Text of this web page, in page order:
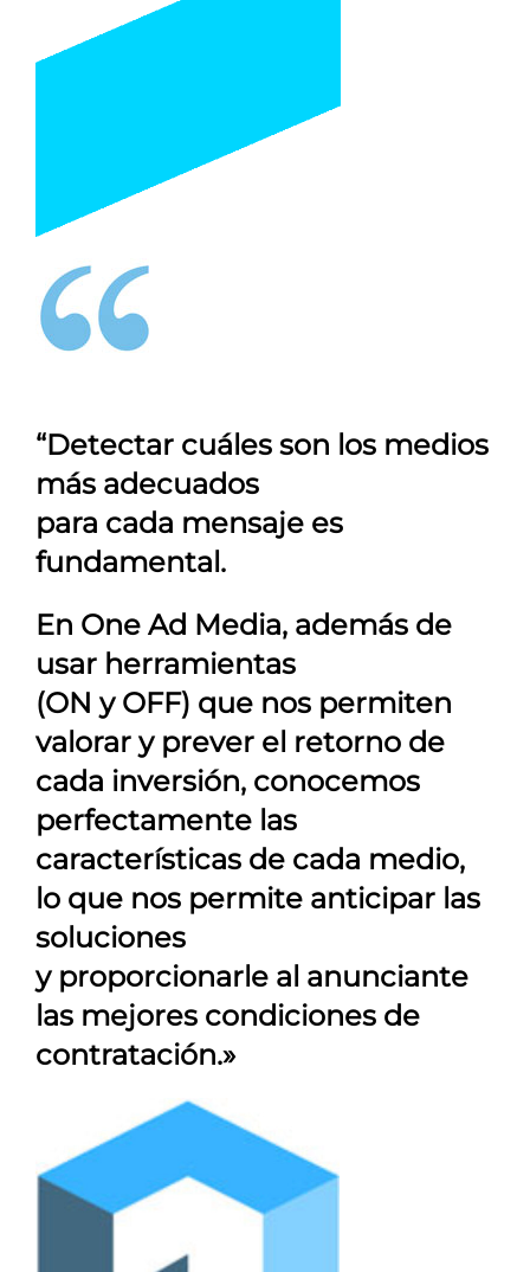
“Detectar cuáles son los medios
más adecuados
para cada mensaje es
fundamental.
En One Ad Media, además de
usar herramientas
(ON y OFF) que nos permiten
valorar y prever el retorno de
cada inversión, conocemos
perfectamente las
características de cada medio,
lo que nos permite anticipar las
soluciones
y proporcionarle al anunciante
las mejores condiciones de
contratación.»